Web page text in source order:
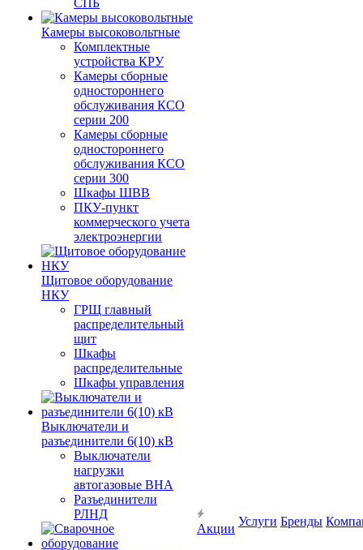
СПБ
Камеры высоковольтные
Комплектные
устройства КРУ
Камеры сборные
одностороннего
обслуживания КСО
серии 200
Камеры сборные
одностороннего
обслуживания КСО
серии 300
Шкафы ШВВ
ПКУ-пункт
коммерческого учета
электроэнергии
Щитовое оборудование
НКУ
ГРЩ главный
распределительный
щит
Шкафы
распределительные
Шкафы управления
Выключатели и
разъединители 6(10) кВ
Выключатели
нагрузки
автогазовые ВНА
Разъединители
РЛНД
Акции
Услуги Бренды